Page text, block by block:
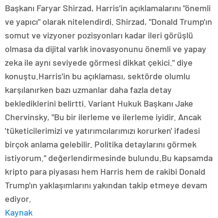
Başkanı Faryar Shirzad, Harris'in açıklamalarını "önemli
ve yapıcı" olarak nitelendirdi. Shirzad, "Donald Trump'ın
somut ve vizyoner pozisyonları kadar ileri görüşlü
olmasa da dijital varlık inovasyonunu önemli ve yapay
zeka ile aynı seviyede görmesi dikkat çekici." diye
konuştu.Harris'in bu açıklaması, sektörde olumlu
karşılanırken bazı uzmanlar daha fazla detay
beklediklerini belirtti. Variant Hukuk Başkanı Jake
Chervinsky, "Bu bir ilerleme ve ilerleme iyidir. Ancak
'tüketicilerimizi ve yatırımcılarımızı korurken' ifadesi
birçok anlama gelebilir. Politika detaylarını görmek
istiyorum." değerlendirmesinde bulundu.Bu kapsamda
kripto para piyasası hem Harris hem de rakibi Donald
Trump'ın yaklaşımlarını yakından takip etmeye devam
ediyor.
Kaynak